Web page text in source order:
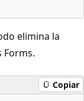
elimina la
Forms.
Copiar